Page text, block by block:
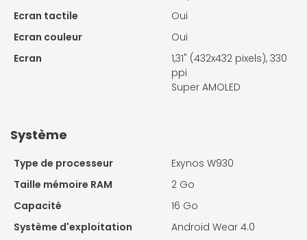
Ecran tactile
Oui
Ecran couleur
Oui
Ecran
1,31" (432x432 pixels), 330
ppi
Super AMOLED
Système
Type de processeur
Exynos W930
Taille mémoire RAM
2 Go
Capacité
16 Go
Système d'exploitation
Android Wear 4.0